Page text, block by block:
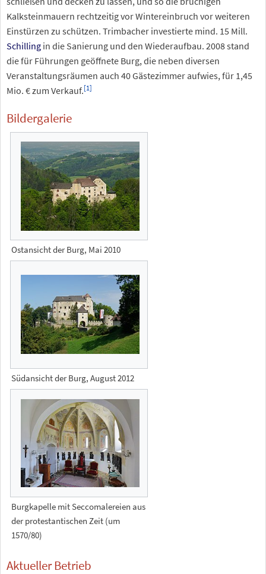
Kalksteinmauern rechtzeitig vor Wintereinbruch vor weiteren
Einstürzen zu schützen. Trimbacher investierte mind. 15 Mill.
Schilling in die Sanierung und den Wiederaufbau. 2008 stand
die für Führungen geöffnete Burg, die neben diversen
Veranstaltungsräumen auch 40 Gästezimmer aufwies, für 1,45
Mio. € zum Verkauf.[1]
Bildergalerie
Ostansicht der Burg, Mai 2010
Südansicht der Burg, August 2012
Burgkapelle mit Seccomalereien aus
der protestantischen Zeit (um
1570/80)
Aktueller Betrieb